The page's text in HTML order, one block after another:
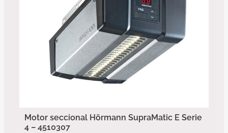
Motor seccional Hörmann SupraMatic E Serie
4 – 4510307